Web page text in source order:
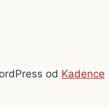
od Kadence